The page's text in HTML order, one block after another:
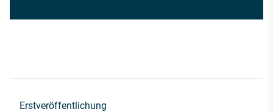
Erstveröffentlichung